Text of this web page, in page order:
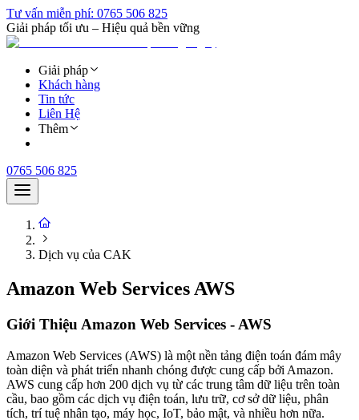
Tư vấn miễn phí: 0765 506 825
Giải pháp tối ưu – Hiệu quả bền vững
Giải pháp
Khách hàng
Tin tức
Liên Hệ
Thêm
0765 506 825
Dịch vụ của CAK
Amazon Web Services AWS
Giới Thiệu Amazon Web Services - AWS
Amazon Web Services (AWS) là một nền tảng điện toán đám mây
toàn diện và phát triển nhanh chóng được cung cấp bởi Amazon.
AWS cung cấp hơn 200 dịch vụ từ các trung tâm dữ liệu trên toàn
cầu, bao gồm các dịch vụ điện toán, lưu trữ, cơ sở dữ liệu, phân
tích, trí tuệ nhân tạo, máy học, IoT, bảo mật, và nhiều hơn nữa.